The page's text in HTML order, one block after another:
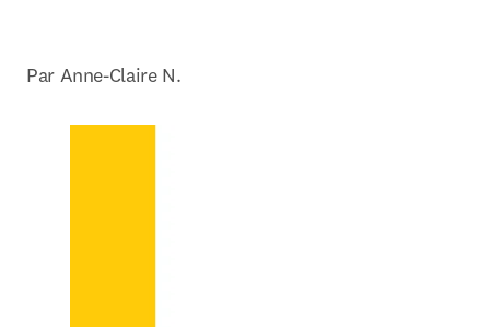
Par Anne-Claire N.